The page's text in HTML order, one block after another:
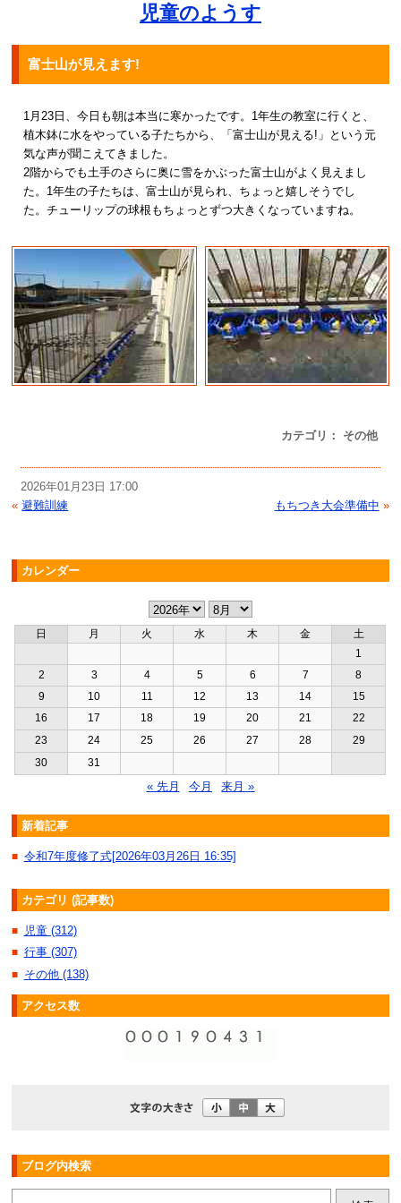
児童のようす
富士山が見えます!
カテゴリ： その他
1月23日、今日も朝は本当に寒かったです。1年生の教室に行くと、
植木鉢に水をやっている子たちから、「富士山が見える!」という元
気な声が聞こえてきました。
2階からでも土手のさらに奥に雪をかぶった富士山がよく見えまし
た。1年生の子たちは、富士山が見られ、ちょっと嬉しそうでし
た。チューリップの球根もちょっとずつ大きくなっていますね。
2026年01月23日 17:00
« 避難訓練 もちつき大会準備中 »
カレンダー
日 月 火 水 木 金
土
1
2
3 4 5 6 7
8
9
10 11 12 13 14
15
16
17 18 19 20 21
22
23
24 25 26 27 28
29
30
31
« 先月 今月 来月 »
新着記事
■ 令和7年度修了式[2026年03月26日 16:35]
カテゴリ (記事数)
■ 児童 (312)
■ 行事 (307)
■ その他 (138)
アクセス数
ブログ内検索